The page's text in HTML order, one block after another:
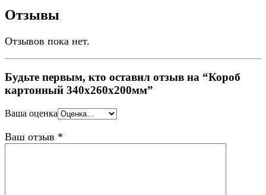
Отзывы
Отзывов пока нет.
Будьте первым, кто оставил отзыв на “Короб
картонный 340х260х200мм”
Ваша оценка
Ваш отзыв *